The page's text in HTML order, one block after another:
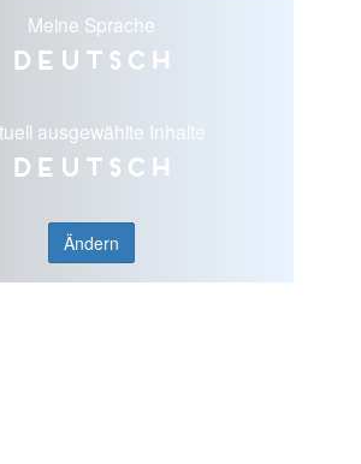
Meine Sprache
Deutsch
ausgewählte Inhalte
Deutsch
Ändern